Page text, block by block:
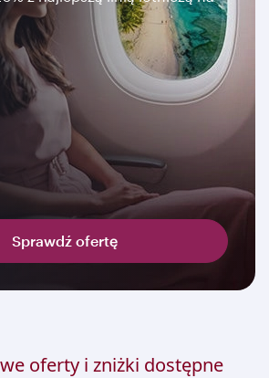
Sprawdź ofertę
oferty i zniżki dostępne